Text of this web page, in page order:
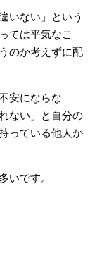
いない」という
ては平気なこ
のか考えずに配
安にならな
ない」と自分の
っている他人か
いです。